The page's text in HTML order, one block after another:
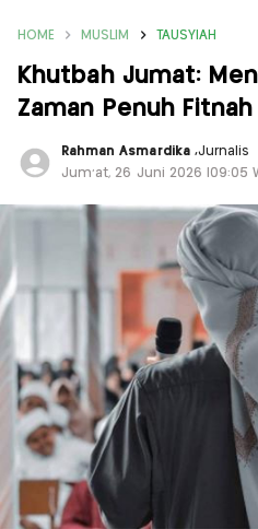
HOME MUSLIM TAUSYIAH
Khutbah Jumat:
Zaman Penuh Fitnah
Rahman Asmardika ,Jurnalis
Jum'at, 26 Juni 2026 |09:05